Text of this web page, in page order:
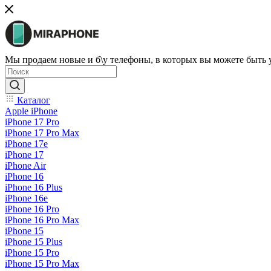
Мы продаем новые и б\у телефоны, в которых вы можете быть
Каталог
Apple iPhone
iPhone 17 Pro
iPhone 17 Pro Max
iPhone 17e
iPhone 17
iPhone Air
iPhone 16
iPhone 16 Plus
iPhone 16e
iPhone 16 Pro
iPhone 16 Pro Max
iPhone 15
iPhone 15 Plus
iPhone 15 Pro
iPhone 15 Pro Max